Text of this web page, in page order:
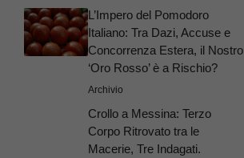
L’Impero del Pomodoro
Italiano: Tra Dazi, Accuse e
Concorrenza Estera, il Nostro
‘Oro Rosso’ è a Rischio?
Archivio
Crollo a Messina: Terzo
Corpo Ritrovato tra le
Macerie, Tre Indagati.